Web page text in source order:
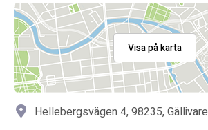
Visa på karta
Hellebergsvägen 4, 98235, Gällivare